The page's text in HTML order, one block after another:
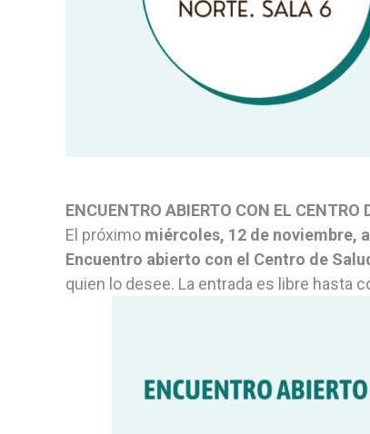
ENCUENTRO ABIERTO CON EL
El próximo miércoles, 12 de noviembre,
Encuentro abierto con el Centro de
quien lo desee. La entrada es libre hasta